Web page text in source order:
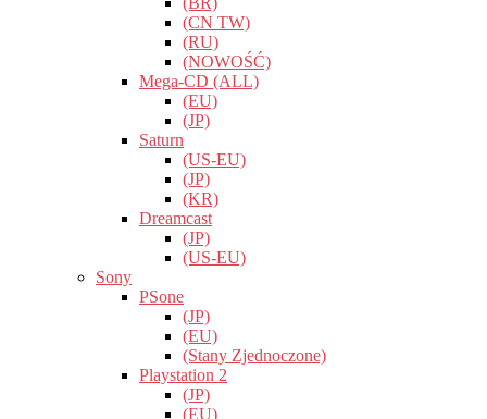
(CN TW)
(RU)
(NOWOŚĆ)
Mega-CD (ALL)
(EU)
(JP)
Saturn
(US-EU)
(JP)
(KR)
Dreamcast
(JP)
(US-EU)
Sony
PSone
(JP)
(EU)
(Stany Zjednoczone)
Playstation 2
(JP)
(EU)